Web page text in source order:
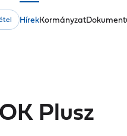
Fő
HírekKormányzat
Plusz